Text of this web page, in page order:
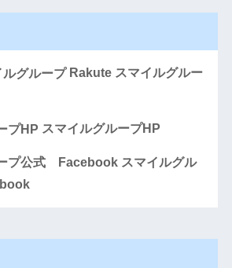
Rakute スマイルグルー
スマイルグループHP
スマイルグル